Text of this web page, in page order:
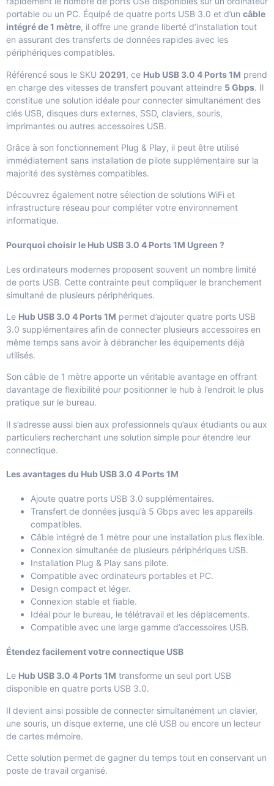
portable ou un PC. Équipé de quatre ports USB 3.0 et d’un câble
intégré de 1 mètre, il offre une grande liberté d’installation tout
en assurant des transferts de données rapides avec les
périphériques compatibles.
Référencé sous le SKU 20291, ce Hub USB 3.0 4 Ports 1M prend
en charge des vitesses de transfert pouvant atteindre 5 Gbps. Il
constitue une solution idéale pour connecter simultanément des
clés USB, disques durs externes, SSD, claviers, souris,
imprimantes ou autres accessoires USB.
Grâce à son fonctionnement Plug & Play, il peut être utilisé
immédiatement sans installation de pilote supplémentaire sur la
majorité des systèmes compatibles.
Découvrez également notre sélection de solutions WiFi et
infrastructure réseau pour compléter votre environnement
informatique.
Pourquoi choisir le Hub USB 3.0 4 Ports 1M Ugreen ?
Les ordinateurs modernes proposent souvent un nombre limité
de ports USB. Cette contrainte peut compliquer le branchement
simultané de plusieurs périphériques.
Le Hub USB 3.0 4 Ports 1M permet d’ajouter quatre ports USB
3.0 supplémentaires afin de connecter plusieurs accessoires en
même temps sans avoir à débrancher les équipements déjà
utilisés.
Son câble de 1 mètre apporte un véritable avantage en offrant
davantage de flexibilité pour positionner le hub à l’endroit le plus
pratique sur le bureau.
Il s’adresse aussi bien aux professionnels qu’aux étudiants ou aux
particuliers recherchant une solution simple pour étendre leur
connectique.
Les avantages du Hub USB 3.0 4 Ports 1M
Ajoute quatre ports USB 3.0 supplémentaires.
Transfert de données jusqu’à 5 Gbps avec les appareils
compatibles.
Câble intégré de 1 mètre pour une installation plus flexible.
Connexion simultanée de plusieurs périphériques USB.
Installation Plug & Play sans pilote.
Compatible avec ordinateurs portables et PC.
Design compact et léger.
Connexion stable et fiable.
Idéal pour le bureau, le télétravail et les déplacements.
Compatible avec une large gamme d’accessoires USB.
Étendez facilement votre connectique USB
Le Hub USB 3.0 4 Ports 1M transforme un seul port USB
disponible en quatre ports USB 3.0.
Il devient ainsi possible de connecter simultanément un clavier,
une souris, un disque externe, une clé USB ou encore un lecteur
de cartes mémoire.
Cette solution permet de gagner du temps tout en conservant un
poste de travail organisé.